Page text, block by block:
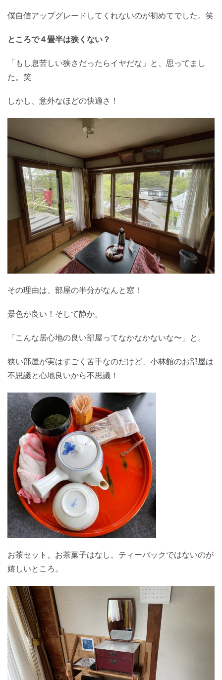
僕自信アップグレードしてくれないのが初めてでした。笑
ところで４畳半は狭くない？
「もし息苦しい狭さだったらイヤだな」と、思ってまし
た。笑
しかし、意外なほどの快適さ！
その理由は、部屋の半分がなんと窓！
景色が良い！そして静か。
「こんな居心地の良い部屋ってなかなかないな〜」と。
狭い部屋が実はすごく苦手なのだけど、小林館のお部屋は
不思議と心地良いから不思議！
お茶セット。お茶菓子はなし。ティーバックではないのが
嬉しいところ。